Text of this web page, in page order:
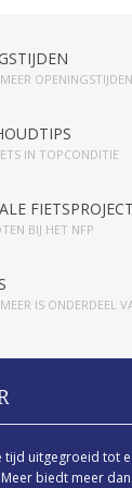
SPORTFIETS
MATERIEEL
VOOR DE
STADSFIETS
OPENINGSTIJDEN
IN TOPCONDITIE
BIJ HET NFP
IS ONDERDEEL
tijd uitgegroeid tot
biedt meer